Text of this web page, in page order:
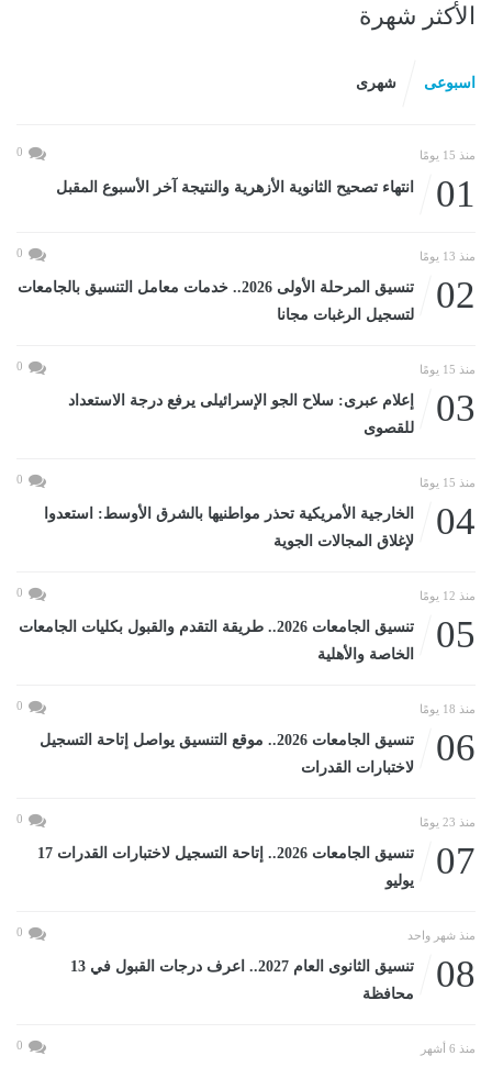
الأكثر شهرة
اسبوعى شهرى
منذ 15 يومًا 0
01 انتهاء تصحيح الثانوية الأزهرية والنتيجة آخر الأسبوع المقبل
منذ 13 يومًا 0
02
تنسيق المرحلة الأولى 2026.. خدمات معامل التنسيق بالجامعات
لتسجيل الرغبات مجانا
منذ 15 يومًا 0
03
إعلام عبرى: سلاح الجو الإسرائيلى يرفع درجة الاستعداد
للقصوى
منذ 15 يومًا 0
04
الخارجية الأمريكية تحذر مواطنيها بالشرق الأوسط: استعدوا
لإغلاق المجالات الجوية
منذ 12 يومًا 0
05
تنسيق الجامعات 2026.. طريقة التقدم والقبول بكليات الجامعات
الخاصة والأهلية
منذ 18 يومًا 0
06
تنسيق الجامعات 2026.. موقع التنسيق يواصل إتاحة التسجيل
لاختبارات القدرات
منذ 23 يومًا 0
07
تنسيق الجامعات 2026.. إتاحة التسجيل لاختبارات القدرات 17
يوليو
منذ شهر واحد 0
08
تنسيق الثانوى العام 2027.. اعرف درجات القبول في 13
محافظة
منذ 6 أشهر 0